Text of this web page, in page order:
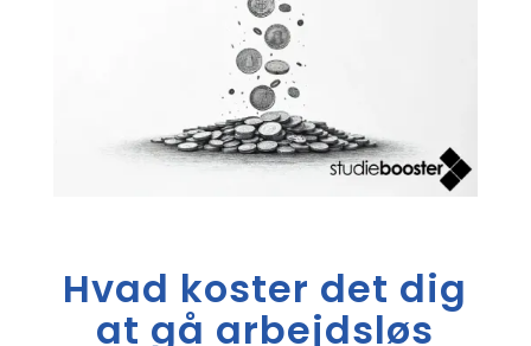
Hvad koster det dig
at gå arbejdsløs